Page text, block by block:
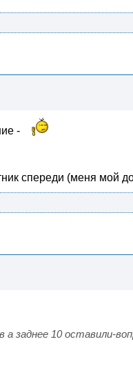
-
спереди (меня мой
а заднее 10 оставили-